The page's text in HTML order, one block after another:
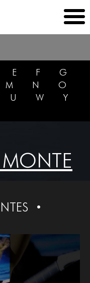
E F
G
M N
O
U W
Y